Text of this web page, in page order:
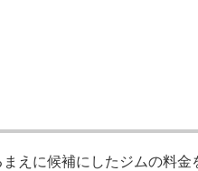
えに候補にしたジムの料